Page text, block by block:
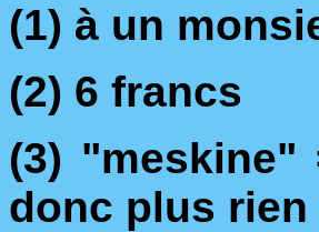
(1) à un
(2) 6 francs
(3) "meskine"
donc plus rien